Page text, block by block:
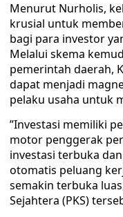
Menurut Nurholis,
krusial untuk
bagi para investor
Melalui skema
pemerintah daerah,
dapat menjadi
pelaku usaha untuk
​”Investasi memiliki
motor penggerak
investasi terbuka
otomatis peluang
semakin terbuka
Sejahtera (PKS)